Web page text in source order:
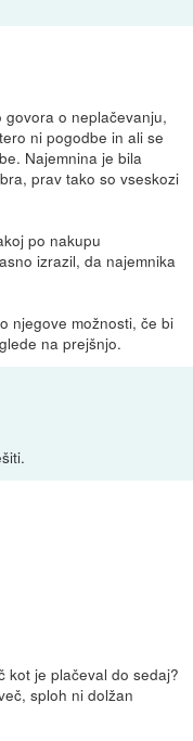
govora o neplačevanju,
ni pogodbe in ali se
Najemnina je bila
prav tako so vseskozi
po nakupu
izrazil, da najemnika
njegove možnosti, če bi
na prejšnjo.
kot je plačeval do sedaj?
sploh ni dolžan